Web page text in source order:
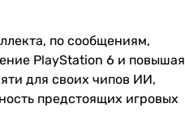
по сообщениям,
PlayStation 6 и повышая
для своих чипов ИИ,
предстоящих игровых